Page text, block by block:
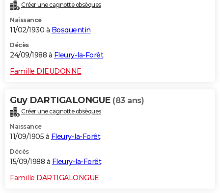
Créer une cagnotte obsèques
Naissance
11/02/1930 à Bosquentin
Décès
24/09/1988 à Fleury-la-Forêt
Famille DIEUDONNE
Guy DARTIGALONGUE (83 ans)
Créer une cagnotte obsèques
Naissance
11/09/1905 à Fleury-la-Forêt
Décès
15/09/1988 à Fleury-la-Forêt
Famille DARTIGALONGUE